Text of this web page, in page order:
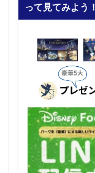
って見てみよう！